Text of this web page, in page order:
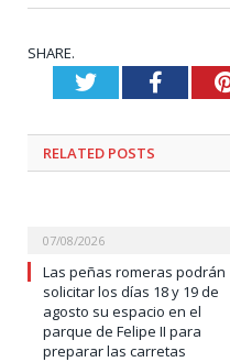
SHARE.
Twitter
RELATED POSTS
07/08/2026
Las peñas romeras podrán
solicitar los días 18 y 19 de
agosto su espacio en el
parque de Felipe II para
preparar las carretas